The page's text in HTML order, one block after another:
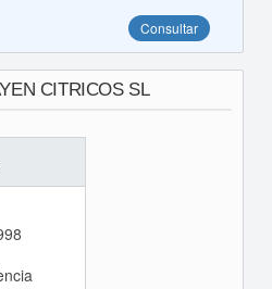
Consultar
CITRICOS SL